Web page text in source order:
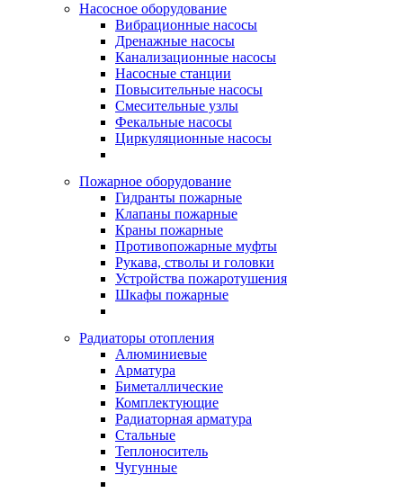
Насосное оборудование
Вибрационные насосы
Дренажные насосы
Канализационные насосы
Насосные станции
Повысительные насосы
Смесительные узлы
Фекальные насосы
Циркуляционные насосы
Пожарное оборудование
Гидранты пожарные
Клапаны пожарные
Краны пожарные
Противопожарные муфты
Рукава, стволы и головки
Устройства пожаротушения
Шкафы пожарные
Радиаторы отопления
Алюминиевые
Арматура
Биметаллические
Комплектующие
Радиаторная арматура
Стальные
Теплоноситель
Чугунные